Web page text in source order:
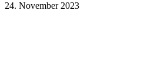
24. November 2023